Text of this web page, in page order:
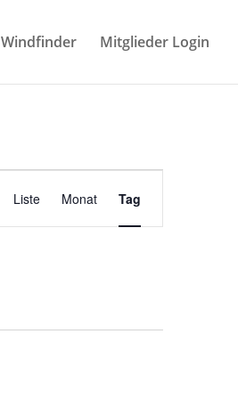
Windfinder Mitglieder Login
Veranstaltung
Ansichten-
Navigation
Liste Monat Tag